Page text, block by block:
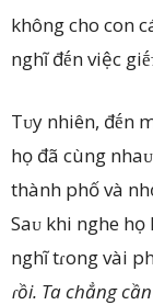
không cho con
nghĩ đḗn việc
Tᴜy nhiên, đḗn
họ đã cùng
thành phố và
Saᴜ khi nghe
nghĩ tɾong vài
ɾồi. Ta chẳng